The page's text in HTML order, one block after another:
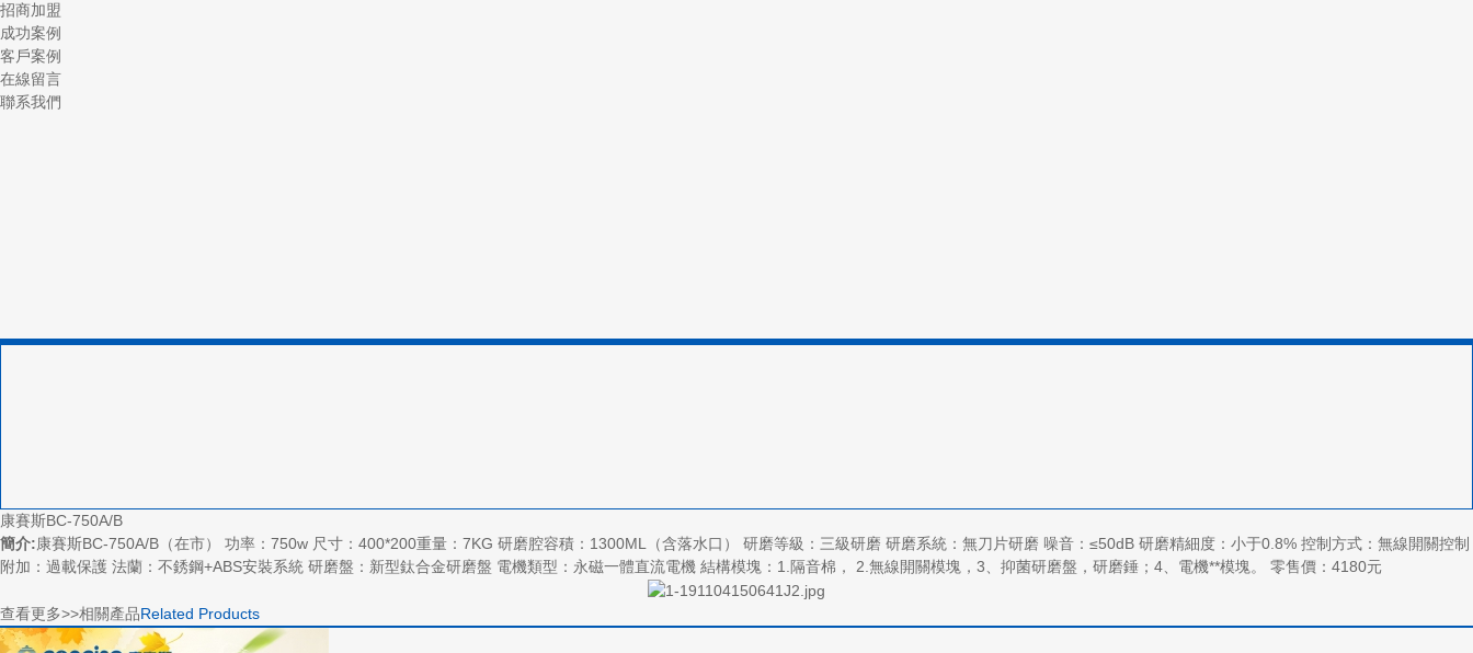
招商加盟
成功案例
客戶案例
在線留言
聯系我們
康賽斯BC-750A/B
簡介:康賽斯BC-750A/B（在市） 功率：750w 尺寸：400*200重量：7KG 研磨腔容積：1300ML（含落水口） 研磨等級：三級研磨 研磨系統：無刀片研磨 噪音：≤50dB 研磨精細度：小于0.8% 控制方式：無線開關控制
附加：過載保護 法蘭：不銹鋼+ABS安裝系統 研磨盤：新型鈦合金研磨盤 電機類型：永磁一體直流電機 結構模塊：1.隔音棉， 2.無線開關模塊，3、抑菌研磨盤，研磨錘；4、電機**模塊。 零售價：4180元
查看更多>>相關產品Related Products